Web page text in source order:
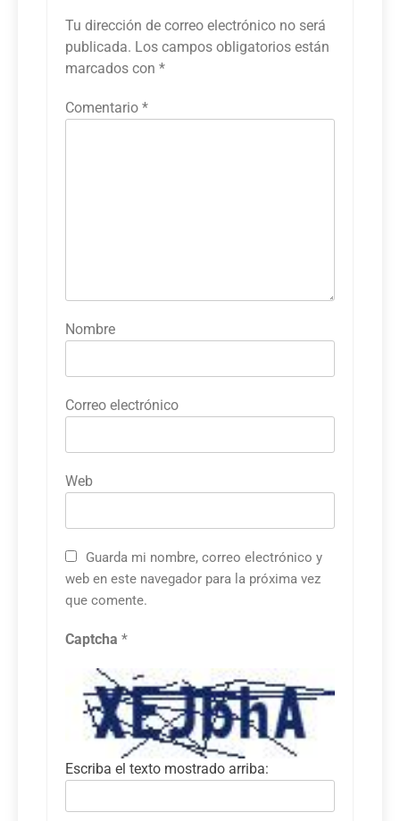
Tu dirección de correo electrónico no será
publicada. Los campos obligatorios están
marcados con *
Comentario *
Nombre
Correo electrónico
Web
Guarda mi nombre, correo electrónico y
web en este navegador para la próxima vez
que comente.
Captcha *
Escriba el texto mostrado arriba: